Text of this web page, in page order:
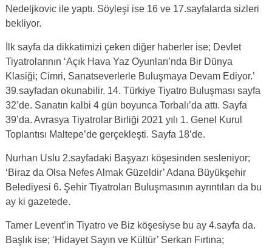
Nedeljkovic ile yaptı. Söyleşi ise 16 ve 17.sayfalarda sizleri
bekliyor.
İlk sayfa da dikkatimizi çeken diğer haberler ise; Devlet
Tiyatrolarının ‘Açık Hava Yaz Oyunları’nda Bir Dünya
Klasiği; Cimri, Sanatseverlerle Buluşmaya Devam Ediyor.’
39.sayfadan okunabilir. 14. Türkiye Tiyatro Buluşması sayfa
32’de. Sanatın kalbi 4 gün boyunca Torbalı’da attı. Sayfa
39’da. Avrasya Tiyatrolar Birliği 2021 yılı 1. Genel Kurul
Toplantısı Maltepe’de gerçekleşti. Sayfa 18’de.
Nurhan Uslu 2.sayfadaki Başyazı köşesinden sesleniyor;
‘Biraz da Olsa Nefes Almak Güzeldir’ Adana Büyükşehir
Belediyesi 6. Şehir Tiyatroları Buluşmasının ayrıntıları da bu
ay ki gazetede.
Tamer Levent’in Tiyatro ve Biz köşesiyse bu ay 4.sayfa da.
Başlık ise; ‘Hidayet Sayın ve Kültür’ Serkan Fırtına;